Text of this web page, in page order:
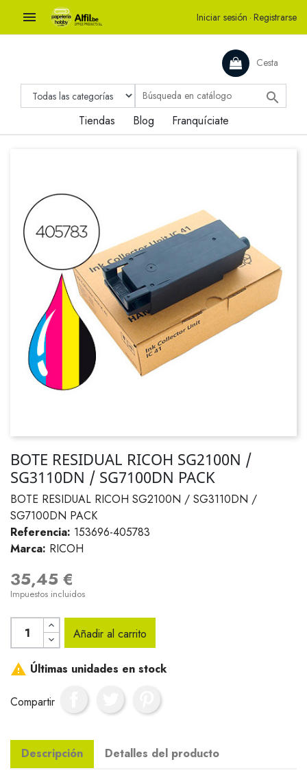
 Iniciar sesión · Registrarse
Cesta

Tiendas Blog Franquíciate
BOTE RESIDUAL RICOH SG2100N /
SG3110DN / SG7100DN PACK
BOTE RESIDUAL RICOH SG2100N / SG3110DN /
SG7100DN PACK
Referencia: 153696-405783
Marca: RICOH
35,45 €
Impuestos incluidos
Añadir al carrito
 Últimas unidades en stock
Compartir
Descripción Detalles del producto